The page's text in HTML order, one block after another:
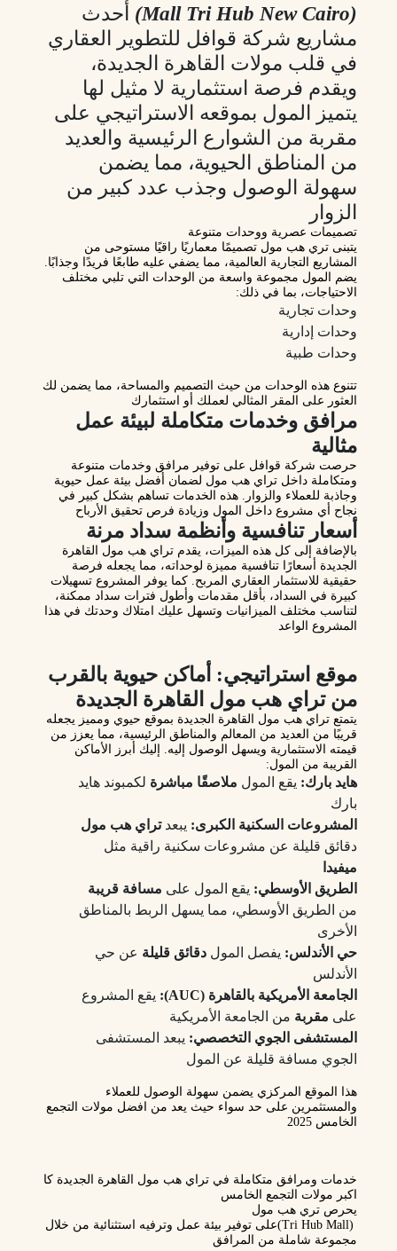
(Mall Tri Hub New Cairo)
أحدث
مشاريع شركة قوافل للتطوير العقاري
في قلب مولات القاهرة الجديدة،
ويقدم فرصة استثمارية لا مثيل لها
يتميز المول بموقعه الاستراتيجي على
مقربة من الشوارع الرئيسية والعديد
من المناطق الحيوية، مما يضمن
سهولة الوصول وجذب عدد كبير من
الزوار
تصميمات عصرية ووحدات متنوعة
يتبنى تري هب مول تصميمًا معماريًا راقيًا مستوحى من
المشاريع التجارية العالمية، مما يضفي عليه طابعًا فريدًا وجذابًا.
يضم المول مجموعة واسعة من الوحدات التي تلبي مختلف
الاحتياجات، بما في ذلك:
وحدات تجارية
وحدات إدارية
وحدات طبية
تتنوع هذه الوحدات من حيث التصميم والمساحة، مما يضمن لك
العثور على المقر المثالي لعملك أو استثمارك
مرافق وخدمات متكاملة لبيئة عمل
مثالية
حرصت شركة قوافل على توفير مرافق وخدمات متنوعة
ومتكاملة داخل تراي هب مول لضمان أفضل بيئة عمل حيوية
وجاذبة للعملاء والزوار. هذه الخدمات تساهم بشكل كبير في
نجاح أي مشروع داخل المول وزيادة فرص تحقيق الأرباح
أسعار تنافسية وأنظمة سداد مرنة
بالإضافة إلى كل هذه الميزات، يقدم تراي هب مول القاهرة
الجديدة أسعارًا تنافسية مميزة لوحداته، مما يجعله فرصة
حقيقية للاستثمار العقاري المربح. كما يوفر المشروع تسهيلات
كبيرة في السداد، بأقل مقدمات وأطول فترات سداد ممكنة،
لتناسب مختلف الميزانيات وتسهل عليك امتلاك وحدتك في هذا
المشروع الواعد
موقع استراتيجي: أماكن حيوية بالقرب
من تراي هب مول القاهرة الجديدة
يتمتع تراي هب مول القاهرة الجديدة بموقع حيوي ومميز يجعله
قريبًا من العديد من المعالم والمناطق الرئيسية، مما يعزز من
قيمته الاستثمارية ويسهل الوصول إليه. إليك أبرز الأماكن
القريبة من المول:
هايد بارك: يقع المول ملاصقًا مباشرة لكمبوند هايد
بارك
المشروعات السكنية الكبرى: يبعدتراي هب مول
دقائق قليلة عن مشروعات سكنية راقية مثل
ميفيدا
الطريق الأوسطي: يقع المول على مسافة قريبة
من الطريق الأوسطي، مما يسهل الربط بالمناطق
الأخرى
حي الأندلس: يفصل المول دقائق قليلة عن حي
الأندلس
الجامعة الأمريكية بالقاهرة (AUC):
يقع المشروع
على مقربة من الجامعة الأمريكية
المستشفى الجوي التخصصي: يبعد المستشفى
الجوي مسافة قليلة عن المول
هذا الموقع المركزي يضمن سهولة الوصول للعملاء
والمستثمرين على حد سواء حيث يعد من افضل مولات التجمع
الخامس 2025
خدمات ومرافق متكاملة في تراي هب مول القاهرة الجديدة كا
اكبر مولات التجمع الخامس
يحرص تري هب مول
(Tri Hub Mall)
على توفير بيئة عمل وترفيه استثنائية من خلال
مجموعة شاملة من المرافق